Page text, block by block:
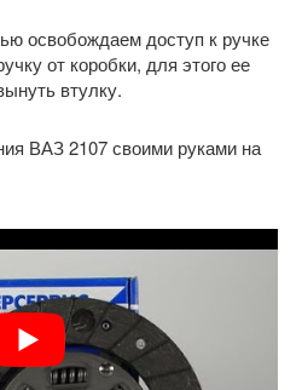
освобождаем доступ к ручке
от коробки, для этого ее
втулку.
ВАЗ 2107 своими руками на